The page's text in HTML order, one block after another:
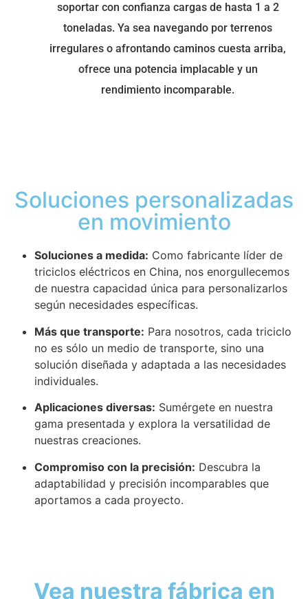
soportar con confianza cargas de hasta 1 a 2
toneladas. Ya sea navegando por terrenos
irregulares o afrontando caminos cuesta arriba,
ofrece una potencia implacable y un
rendimiento incomparable.
Soluciones personalizadas
en movimiento
Soluciones a medida: Como fabricante líder de
triciclos eléctricos en China, nos enorgullecemos
de nuestra capacidad única para personalizarlos
según necesidades específicas.
Más que transporte: Para nosotros, cada triciclo
no es sólo un medio de transporte, sino una
solución diseñada y adaptada a las necesidades
individuales.
Aplicaciones diversas: Sumérgete en nuestra
gama presentada y explora la versatilidad de
nuestras creaciones.
Compromiso con la precisión: Descubra la
adaptabilidad y precisión incomparables que
aportamos a cada proyecto.
Vea nuestra fábrica en